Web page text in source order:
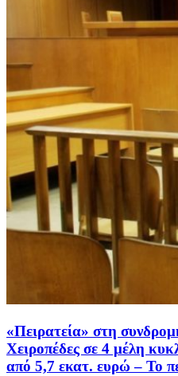
«Πειρατεία» στη
Χειροπέδες σε 4 μέλη
από 5,7 εκατ. ευρώ – Το